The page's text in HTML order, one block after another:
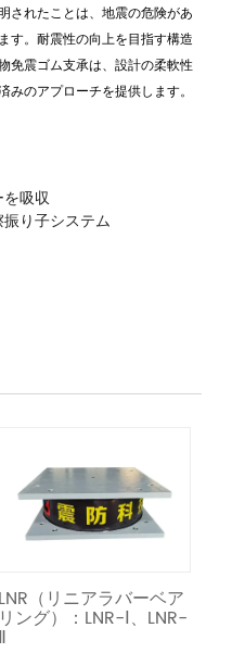
されたことは、地震の危険があ
す。耐震性の向上を目指す構造
免震ゴム支承は、設計の柔軟性
のアプローチを提供します。
吸収
り子システム
LNR（リニアラバーベア
リング）：LNR-Ⅰ、LNR-
Ⅱ